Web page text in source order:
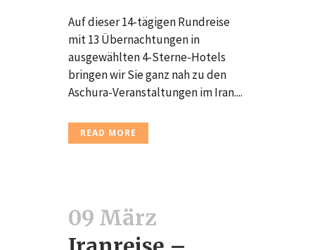
Auf dieser 14-tägigen Rundreise
mit 13 Übernachtungen in
ausgewählten 4-Sterne-Hotels
bringen wir Sie ganz nah zu den
Aschura-Veranstaltungen im Iran....
READ MORE
09 März